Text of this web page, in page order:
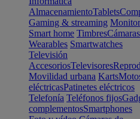
AlmacenamientoTablets
Gaming & streaming
Smart home TimbresCámaras
Wearables Smartwatches
Televisión
AccesoriosTelevisores
Movilidad urbana Karts
eléctricasPatinetes eléctricos
Telefonía Teléfonos fijos
complementosSmartphones